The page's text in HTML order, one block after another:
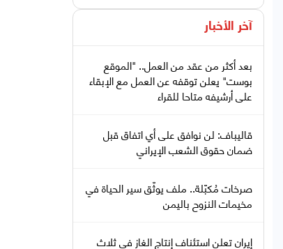
آخر الأخبار
بعد أكثر من عقد من العمل.. "الموقع
بوست" يعلن توقفه عن العمل مع الإبقاء
على أرشيفه متاحا للقراء
قاليباف: لن نوافق على أي اتفاق قبل
ضمان حقوق الشعب الإيراني
صرخات مُكبّلة.. ملف يوثّق سير الحياة في
مخيمات النزوح باليمن
إيران تعلن استئناف إنتاج الغاز في ثلاث